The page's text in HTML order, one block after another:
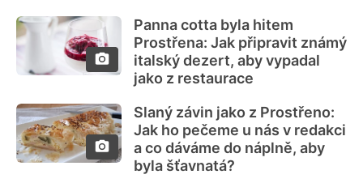
Panna cotta byla hitem
Prostřena: Jak připravit známý
italský dezert, aby vypadal
jako z restaurace
Slaný závin jako z Prostřeno:
Jak ho pečeme u nás v redakci
a co dáváme do náplně, aby
byla šťavnatá?